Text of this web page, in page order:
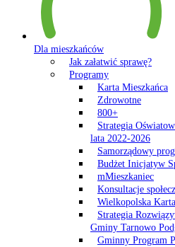
Dla mieszkańców
Jak załatwić sprawę?
Programy
Karta Mieszkańca
Zdrowotne
800+
Strategia
lata 2022-2026
Samorządowy
Budżet Inicjatyw
mMieszkaniec
Konsultacje
Wielkopolska
Strategia
Gminy Tarnowo
Gminny Program